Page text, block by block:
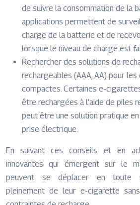
de suivre la consommation de la
applications permettent de
charge de la batterie et de
lorsque le niveau de charge est
Rechercher des solutions de
rechargeables (AAA, AA) pour
compactes. Certaines e-
être rechargées à l’aide de piles
peut être une solution pratique en
prise électrique.
En suivant ces conseils et en
innovantes qui émergent sur le
peuvent se déplacer en toute
pleinement de leur e-cigarette